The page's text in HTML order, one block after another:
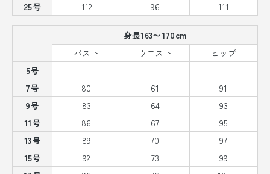
25号
112 96 111
身長163〜170cm
バスト
ウエスト
ヒップ
5号
- -
-
7号
80 61
91
9号
83 64
93
11号
86 67
95
13号
89 70
97
15号
92 73
99